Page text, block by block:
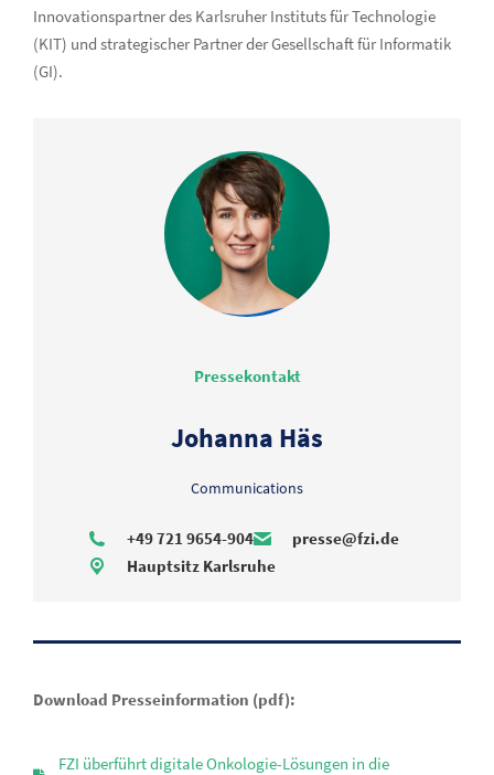
Innovationspartner des Karlsruher Instituts für Technologie
(KIT) und strategischer Partner der Gesellschaft für Informatik
(GI).
Pressekontakt
Johanna Häs
Communications
+49 721 9654-904
presse@fzi.de
Hauptsitz Karlsruhe
Download Presseinformation (pdf):
FZI überführt digitale Onkologie-Lösungen in die